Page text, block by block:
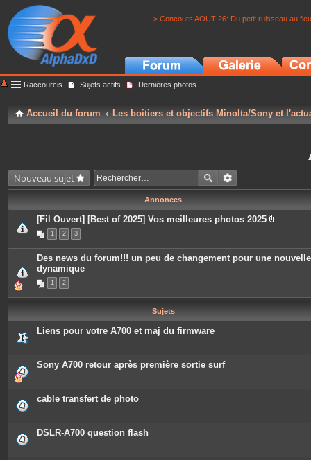
> Concours AOUT 26: Du petit ruisseau au
Raccourcis Sujets actifs Dernières photos
Accueil du forum Les boitiers et objectifs Minolta/Sony et
Nouveau sujet
Annonces
[Fil Ouvert] [Best of 2025] Vos meilleures photos 2025
c
e
n
1 2 3
Des news du forum!!! un peu de changement pour une nouvelle
dynamique
1 2
Sujets
Liens pour votre A700 et maj du firmware
Sony A700 retour après première sortie surf
cable transfert de photo
DSLR-A700 question flash